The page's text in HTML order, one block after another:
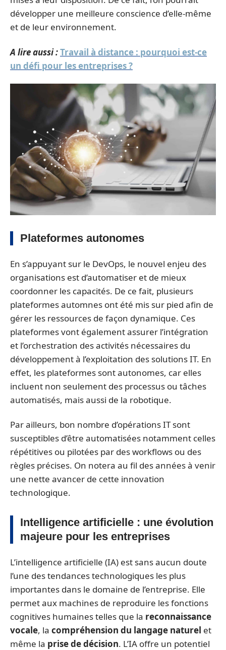
développer une meilleure conscience d’elle-même
et de leur environnement.
A lire aussi :Travail à distance : pourquoi est-ce
un défi pour les entreprises ?
Plateformes autonomes
En s’appuyant sur le DevOps, le nouvel enjeu des
organisations est d’automatiser et de mieux
coordonner les capacités. De ce fait, plusieurs
plateformes automnes ont été mis sur pied afin de
gérer les ressources de façon dynamique. Ces
plateformes vont également assurer l’intégration
et l’orchestration des activités nécessaires du
développement à l’exploitation des solutions IT. En
effet, les plateformes sont autonomes, car elles
incluent non seulement des processus ou tâches
automatisés, mais aussi de la robotique.
Par ailleurs, bon nombre d’opérations IT sont
susceptibles d’être automatisées notamment celles
répétitives ou pilotées par des workflows ou des
règles précises. On notera au fil des années à venir
une nette avancer de cette innovation
technologique.
Intelligence artificielle : une évolution
majeure pour les entreprises
L’intelligence artificielle (IA) est sans aucun doute
l’une des tendances technologiques les plus
importantes dans le domaine de l’entreprise. Elle
permet aux machines de reproduire les fonctions
cognitives humaines telles que la reconnaissance
vocale, la compréhension du langage naturel et
même la prise de décision. L’IA offre un potentiel